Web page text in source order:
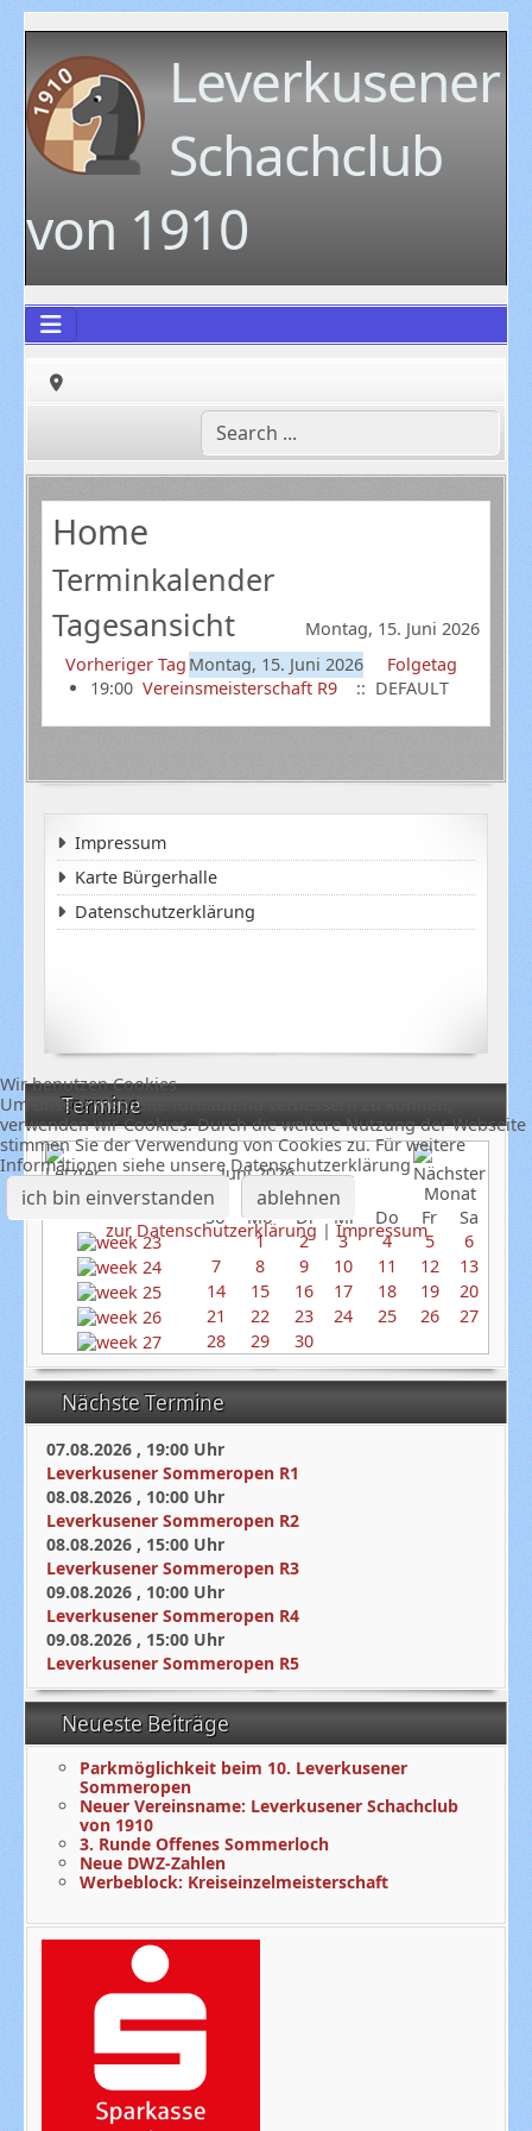
Leverkusener
Schachclub
von 1910
Termine
Juni 2026
So
Mo Di Mi Do Fr
Sa
1
2 3 4 5
6
7
8 9 10 11 12
13
14
15 16 17 18 19
20
21
22 23 24 25 26
27
28
29 30
Nächste Termine
07.08.2026 , 19:00 Uhr
Leverkusener Sommeropen R1
08.08.2026 , 10:00 Uhr
Leverkusener Sommeropen R2
08.08.2026 , 15:00 Uhr
Leverkusener Sommeropen R3
09.08.2026 , 10:00 Uhr
Leverkusener Sommeropen R4
09.08.2026 , 15:00 Uhr
Leverkusener Sommeropen R5
Neueste Beiträge
Parkmöglichkeit beim 10. Leverkusener
Sommeropen
Neuer Vereinsname: Leverkusener Schachclub
von 1910
3. Runde Offenes Sommerloch
Neue DWZ-Zahlen
Werbeblock: Kreiseinzelmeisterschaft
Home
Terminkalender
Tagesansicht
Montag, 15. Juni 2026
Vorheriger Tag Montag, 15. Juni 2026
Folgetag
19:00 Vereinsmeisterschaft R9 :: DEFAULT
Impressum
Karte Bürgerhalle
Datenschutzerklärung
Wir benutzen Cookies
Um unsere Webseite fortlaufend verbessern zu können,
verwenden wir Cookies. Durch die weitere Nutzung der Webseite
stimmen Sie der Verwendung von Cookies zu. Für weitere
Informationen siehe unsere Datenschutzerklärung
ich bin einverstanden ablehnen
zur Datenschutzerklärung |Impressum